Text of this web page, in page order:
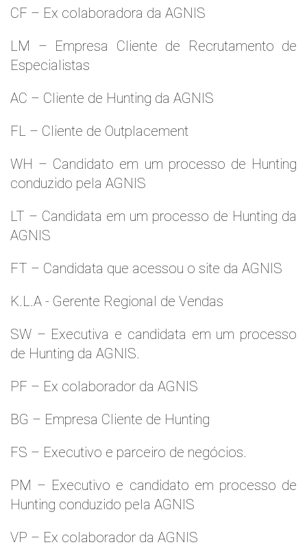
CF – Ex colaboradora da AGNIS
LM – Empresa Cliente de Recrutamento de
Especialistas
AC – Cliente de Hunting da AGNIS
FL – Cliente de Outplacement
WH – Candidato em um processo de Hunting
conduzido pela AGNIS
LT – Candidata em um processo de Hunting da
AGNIS
FT – Candidata que acessou o site da AGNIS
K.L.A - Gerente Regional de Vendas
SW – Executiva e candidata em um processo
de Hunting da AGNIS.
PF – Ex colaborador da AGNIS
BG – Empresa Cliente de Hunting
FS – Executivo e parceiro de negócios.
PM – Executivo e candidato em processo de
Hunting conduzido pela AGNIS
VP – Ex colaborador da AGNIS